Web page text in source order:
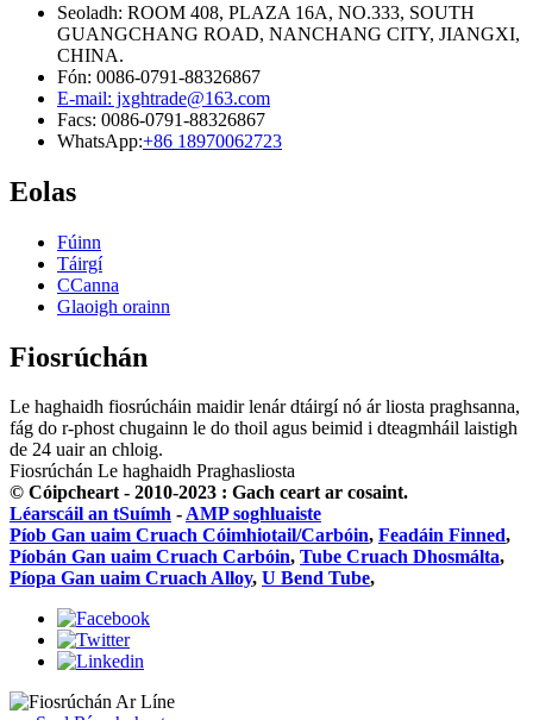
Seoladh: ROOM 408, PLAZA 16A, NO.333, SOUTH
GUANGCHANG ROAD, NANCHANG CITY, JIANGXI,
CHINA.
Fón: 0086-0791-88326867
E-mail: jxghtrade@163.com
Facs: 0086-0791-88326867
WhatsApp:+86 18970062723
Eolas
Fúinn
Táirgí
CCanna
Glaoigh orainn
Fiosrúchán
Le haghaidh fiosrúcháin maidir lenár dtáirgí nó ár liosta praghsanna,
fág do r-phost chugainn le do thoil agus beimid i dteagmháil laistigh
de 24 uair an chloig.
Fiosrúchán Le haghaidh Praghasliosta
© Cóipcheart - 2010-2023 : Gach ceart ar cosaint.
Léarscáil an tSuímh -AMP soghluaiste
Píob Gan uaim Cruach Cóimhiotail/Carbóin, Feadáin Finned,
Píobán Gan uaim Cruach Carbóin, Tube Cruach Dhosmálta,
Píopa Gan uaim Cruach Alloy, U Bend Tube,